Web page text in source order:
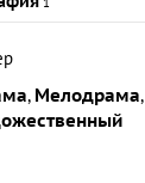
1
, Мелодрама,